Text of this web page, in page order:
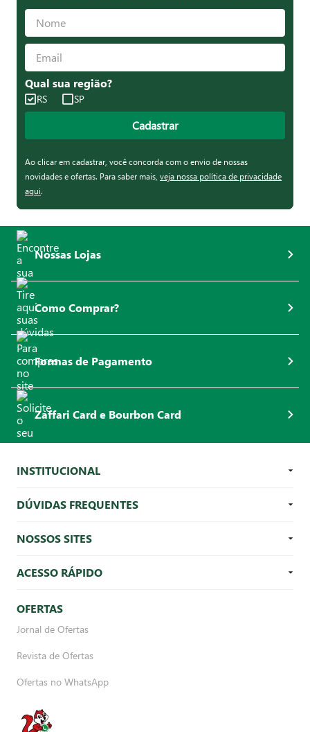
Qual sua região?
RS SP
Cadastrar
Ao clicar em cadastrar, você concorda com o envio de nossas
novidades e ofertas. Para saber mais, veja nossa política de privacidade
aqui.
Nossas Lojas
Como Comprar?
Formas de Pagamento
Zaffari Card e Bourbon Card
INSTITUCIONAL
DÚVIDAS FREQUENTES
NOSSOS SITES
ACESSO RÁPIDO
OFERTAS
Jornal de Ofertas
Revista de Ofertas
Ofertas no WhatsApp